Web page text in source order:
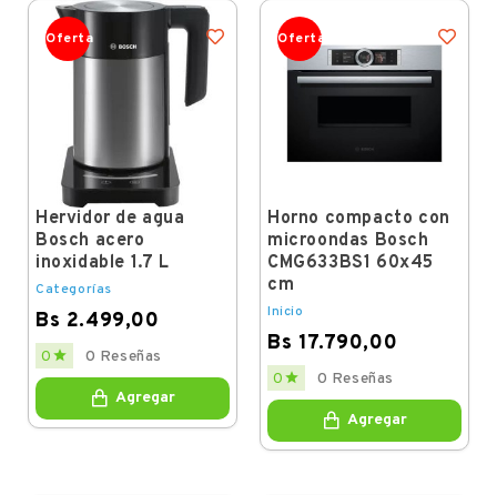
Oferta
Hervidor de agua
Bosch acero
inoxidable 1.7 L
Categorías
Bs 2.499,00
Price
0  0 Reseñas
Agregar
Oferta
Horno compacto con
microondas Bosch
CMG633BS1 60x45
cm
Inicio
Bs 17.790,00
Price
0  0 Reseñas
Agregar